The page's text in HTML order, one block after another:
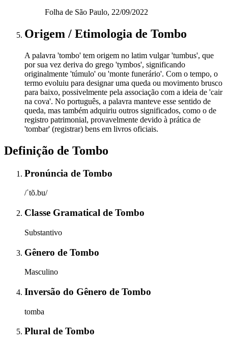
Folha de São Paulo, 22/09/2022
Origem / Etimologia de Tombo
A palavra 'tombo' tem origem no latim vulgar 'tumbus', que
por sua vez deriva do grego 'tymbos', significando
originalmente 'túmulo' ou 'monte funerário'. Com o tempo, o
termo evoluiu para designar uma queda ou movimento brusco
para baixo, possivelmente pela associação com a ideia de 'cair
na cova'. No português, a palavra manteve esse sentido de
queda, mas também adquiriu outros significados, como o de
registro patrimonial, provavelmente devido à prática de
'tombar' (registrar) bens em livros oficiais.
Definição de Tombo
Pronúncia de Tombo
/ˈtõ.bu/
Classe Gramatical de Tombo
Substantivo
Gênero de Tombo
Masculino
Inversão do Gênero de Tombo
tomba
Plural de Tombo